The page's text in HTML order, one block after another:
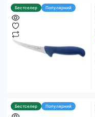
Бестселер Популярний
Бестселер Популярний